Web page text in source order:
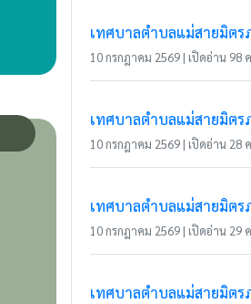
เทศบาลตำบลแม่สายมิต
10 กรกฎาคม 2569 | เปิดอ่าน 98
เทศบาลตำบลแม่สายมิต
10 กรกฎาคม 2569 | เปิดอ่าน 28
เทศบาลตำบลแม่สายมิต
10 กรกฎาคม 2569 | เปิดอ่าน 29
เทศบาลตำบลแม่สายมิต